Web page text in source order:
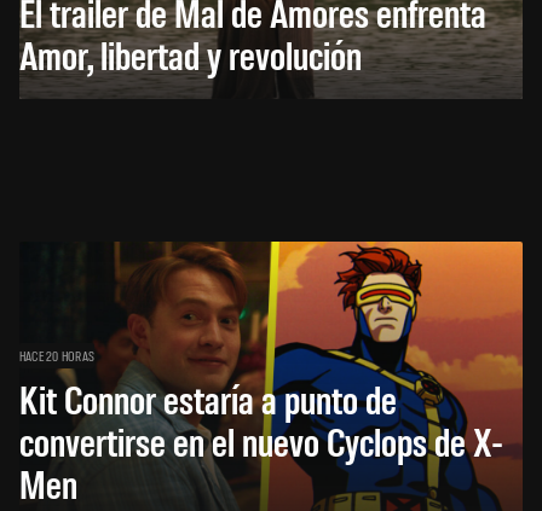
El trailer de Mal de Amores enfrenta
Amor, libertad y revolución
HACE 20 HORAS
Kit Connor estaría a punto de
convertirse en el nuevo Cyclops de X-
Men